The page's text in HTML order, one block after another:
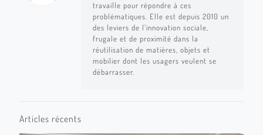
travaille pour répondre à ces
problématiques. Elle est depuis 2010 un
des leviers de l’innovation sociale,
frugale et de proximité dans la
réutilisation de matières, objets et
mobilier dont les usagers veulent se
débarrasser.
Articles récents